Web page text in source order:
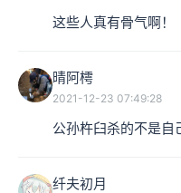
这些人真有骨气啊！
晴阿樗
2021-12-23 07:49:28
公孙杵臼杀的不是自
纤夫初月